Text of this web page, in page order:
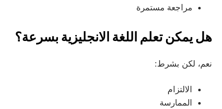
مراجعة مستمرة
هل يمكن تعلم اللغة الانجليزية بسرعة؟
نعم، لكن بشرط:
الالتزام
الممارسة